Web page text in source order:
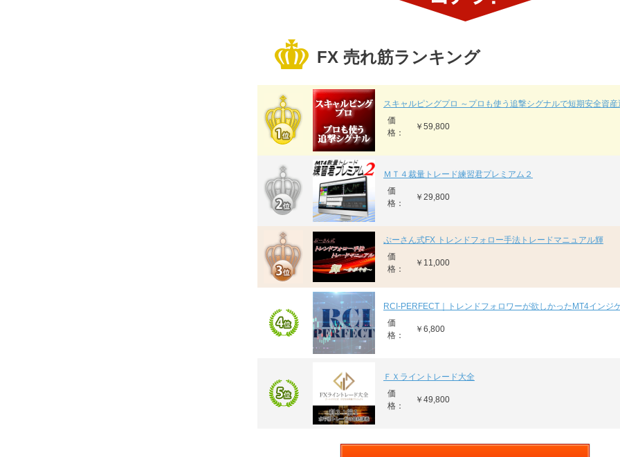
FX 売れ筋ランキング
スキャルピングプロ ～プロも使う追撃シグナルで短期安全資産
価
格：
￥59,800
ＭＴ４裁量トレード練習君プレミアム２
価
格：
￥29,800
ぷーさん式FX トレンドフォロー手法トレードマニュアル輝
価
格：
￥11,000
RCI-PERFECT｜トレンドフォロワーが欲しかったMT4インジ
価
格：
￥6,800
ＦＸライントレード大全
価
格：
￥49,800